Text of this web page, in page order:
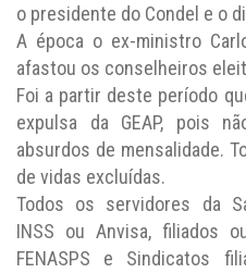
o presidente do Condel e o
A época o ex-ministro
afastou os conselheiros
Foi a partir deste período
expulsa da GEAP, pois
absurdos de mensalidade.
de vidas excluídas.
Todos os servidores da
INSS ou Anvisa, filiados
FENASPS e Sindicatos